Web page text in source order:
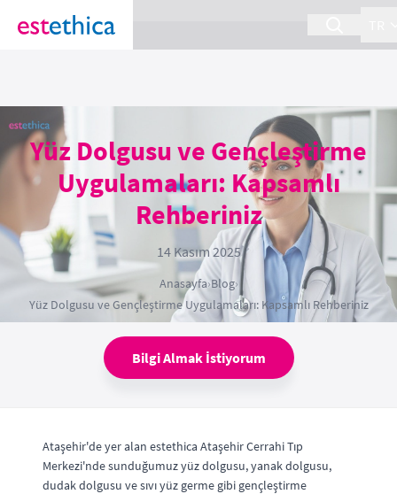
section Service {
Yüz Dolgusu ve Gençleştirme
Uygulamaları: Kapsamlı
Rehberiniz
14 Kasım 2025
Anasayfa›Blog›
Yüz Dolgusu ve Gençleştirme Uygulamaları: Kapsamlı Rehberiniz
Bilgi Almak İstiyorum
Ataşehir'de yer alan estethica Ataşehir Cerrahi Tıp
Merkezi'nde sunduğumuz yüz dolgusu, yanak dolgusu,
dudak dolgusu ve sıvı yüz germe gibi gençleştirme